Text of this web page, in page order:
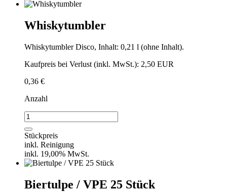
Whiskytumbler
Whiskytumbler Disco, Inhalt: 0,21 l (ohne Inhalt).
Kaufpreis bei Verlust (inkl. MwSt.): 2,50 EUR
0,36 €
Anzahl
Whiskytumbler
Menge
Stückpreis
inkl. Reinigung
inkl. 19,00% MwSt.
Biertulpe / VPE 25 Stück